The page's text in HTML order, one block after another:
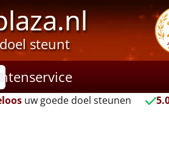
steunt
uw goede doel steunen